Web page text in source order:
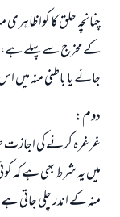
چنانچہ حلق کا کوا
کے مخرج سے پہلے ہے،
جائے یا باطنی منہ میں
دوم:
غرغرہ کرنے کی
میں یہ شرط بھی ہے کہ
منہ کے اندر چلی جاتی